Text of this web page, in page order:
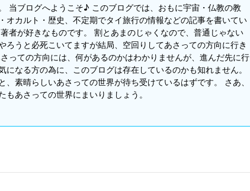
当ブログへようこそ♪ このブログでは、おもに宇宙・仏教の教
オカルト・歴史、不定期でタイ旅行の情報などの記事を書いてい
者が好きなものです。 割とあまのじゃくなので、普通じゃない
ろうと必死こいてますが結局、空回りしてあさっての方向に行き
っての方向には、何があるのかはわかりませんが、進んだ先に行
になる方の為に、このブログは存在しているのかも知れません。
、素晴らしいあさっての世界が待ち受けているはずです。 さあ、
もあさっての世界にまいりましょう。